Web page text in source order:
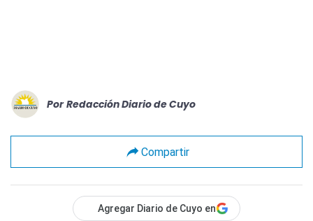
Por Redacción Diario de Cuyo
Compartir
Agregar Diario de Cuyo en